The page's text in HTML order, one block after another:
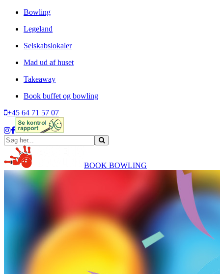
Bowling
Legeland
Selskabslokaler
Mad ud af huset
Takeaway
Book buffet og bowling
+45 64 71 57 07
BOOK BOWLING